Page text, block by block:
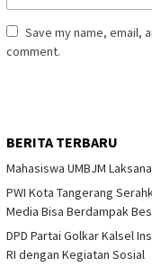
Save my name, email,
comment.
BERITA TERBARU
Mahasiswa UMBJM
PWI Kota Tangerang
Media Bisa Berdampak
DPD Partai Golkar Kalsel
RI dengan Kegiatan Sosial